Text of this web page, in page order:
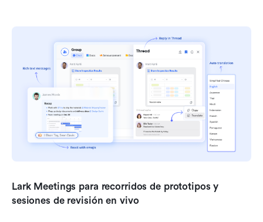
Lark Meetings para recorridos de prototipos y
sesiones de revisión en vivo